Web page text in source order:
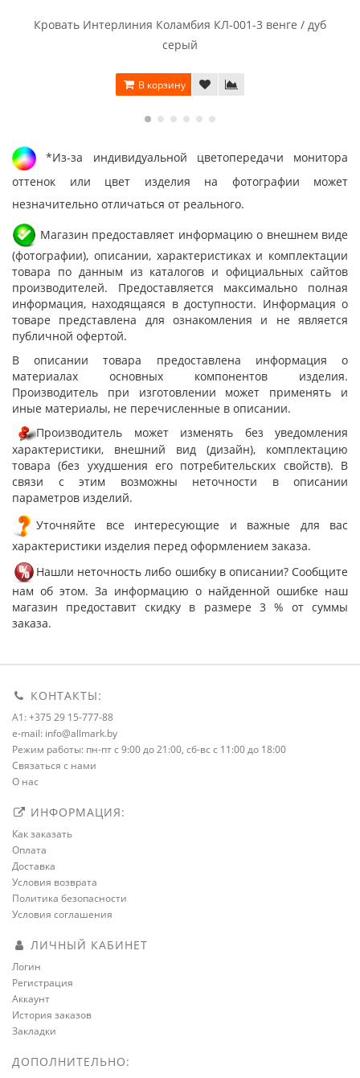
Кровать Интерлиния Коламбия КЛ-001-3 венге / дуб
серый
В корзину
*Из-за индивидуальной цветопередачи монитора
оттенок или цвет изделия на фотографии может
незначительно отличаться от реального.
Магазин предоставляет информацию о внешнем виде
(фотографии), описании, характеристиках и комплектации
товара по данным из каталогов и официальных сайтов
производителей. Предоставляется максимально полная
информация, находящаяся в доступности. Информация о
товаре представлена для ознакомления и не является
публичной офертой.
В описании товара предоставлена информация о
материалах основных компонентов изделия.
Производитель при изготовлении может применять и
иные материалы, не перечисленные в описании.
Производитель может изменять без уведомления
характеристики, внешний вид (дизайн), комплектацию
товара (без ухудшения его потребительских свойств). В
связи с этим возможны неточности в описании
параметров изделий.
Уточняйте все интересующие и важные для вас
характеристики изделия перед оформлением заказа.
Нашли неточность либо ошибку в описании? Сообщите
нам об этом. За информацию о найденной ошибке наш
магазин предоставит скидку в размере 3 % от суммы
заказа.
КОНТАКТЫ:
A1: +375 29 15-777-88
e-mail: info@allmark.by
Режим работы: пн-пт с 9:00 до 21:00, сб-вс с 11:00 до 18:00
Связаться с нами
О нас
ИНФОРМАЦИЯ:
Как заказать
Оплата
Доставка
Условия возврата
Политика безопасности
Условия соглашения
ЛИЧНЫЙ КАБИНЕТ
Логин
Регистрация
Аккаунт
История заказов
Закладки
ДОПОЛНИТЕЛЬНО: